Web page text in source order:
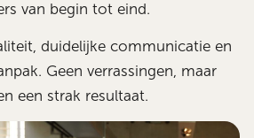
van begin tot eind.
duidelijke communicatie en
Geen verrassingen, maar
een strak resultaat.